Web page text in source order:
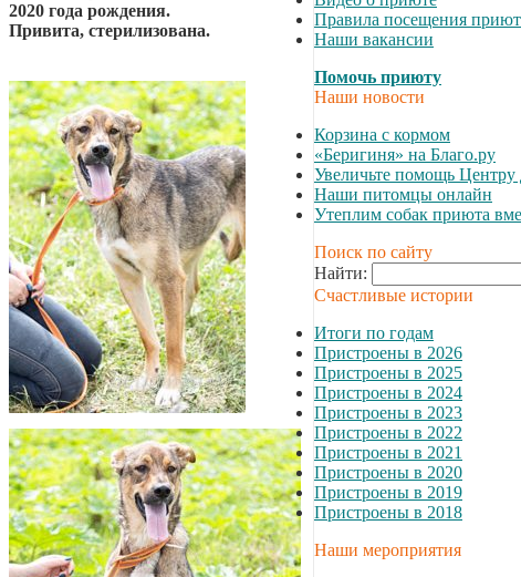
2020 года рождения.
Привита, стерилизована.
Правила посещения
Наши вакансии
Помочь приюту
Наши новости
Корзина с кормом
«Беригиня» на Благо.ру
Увеличьте помощь Центру
Наши питомцы онлайн
Утеплим собак приюта
Поиск по сайту
Найти:
Счастливые истории
Итоги по годам
Пристроены в 2026
Пристроены в 2025
Пристроены в 2024
Пристроены в 2023
Пристроены в 2022
Пристроены в 2021
Пристроены в 2020
Пристроены в 2019
Пристроены в 2018
Наши мероприятия